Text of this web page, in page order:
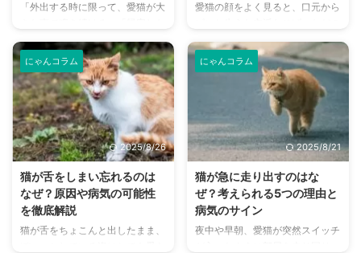
でを分かりやすくお伝えします。
より低いが、夜間のわずかな光で
...
り幸せなものにしましょう。 こ
声や耳の形で明確な違いがあるた
め、 ...
「外出する時に限って、愛猫が大
ら、部屋中が荒らされていたり、
トイレ以外の場所で粗相をしたり
している」…猫はクールで自立し
ていると思われがちですが、実は
飼い主さんと離れることに強い不
安を感じる「分離不安症」になる
ことがあります。 もし、愛猫に
こうした行動が見られるなら、そ
れは「寂しい」「不安だ」という
SOSのサインかもしれません。
この記事では、猫の分離不安症の
原因や症状、そして飼い主さんが
今日からできる具体的な対策方法
愛猫の顔をよく見ると、口元から
飾りだと思っていませんか？ 実
は、猫のひげは、彼らが安全に暮
らすために欠かせない、非常に重
要な役割を担う器官です。もし、
猫のひげを切ってしまったらどう
なるのでしょうか？ この記事で
は、猫のひげの知られざる役割か
ら、抜ける原因、ひげから読み取
れる猫の感情まで、猫のひげに関
する疑問をすべて解決していきま
す。 この記事の結論 猫のひげは
重要な感覚器であり、障害物の感
知や空間認識に不可欠 ひげを切
にゃんコラム
2025/8/26
猫が舌をしまい忘れるのは
なぜ？原因や病気の可能性
を徹底解説
猫が舌をちょこんと出したまま、
にゃんコラム
2025/8/21
猫が急に走り出すのはな
ぜ？考えられる5つの理由と
病気のサイン
夜中や早朝、愛猫が突然スイッチ